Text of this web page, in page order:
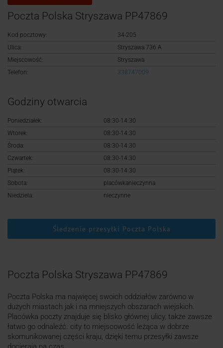
Logowanie
Rejestracja
Poczta Polska Stryszawa PP47869
Kod pocztowy:
34-205
Ulica:
Stryszawa 736 A
Miejscowość:
Stryszawa
Telefon:
338747009
Godziny otwarcia
Poniedziałek:
08:30-14:30
Wtorek:
08:30-14:30
Środa:
08:30-14:30
Czwartek:
08:30-14:30
Piątek:
08:30-14:30
Sobota:
placówkanieczynna
Niedziela:
nieczynne
Śledzenie przesyłki Poczta Polska
Poczta Polska Stryszawa PP47869
Poczta Polska ma najwięcej swoich oddziałów zarówno w
dużych miastach jak i na mniejszych obszarach wiejskich.
Placówka poczty znajduje się blisko głównej ulicy, także zawsze
łatwo go odnaleźć. city to miejscowość leżąca w dobrze
skomunikowanej części kraju, dzięki temu przesyłki zawsze